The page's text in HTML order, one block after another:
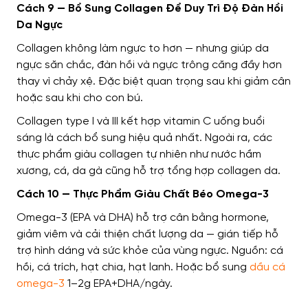
Cách 9 — Bổ Sung Collagen Để Duy Trì Độ Đàn Hồi
Da Ngực
Collagen không làm ngực to hơn — nhưng giúp da
ngực săn chắc, đàn hồi và ngực trông căng đầy hơn
thay vì chảy xệ. Đặc biệt quan trọng sau khi giảm cân
hoặc sau khi cho con bú.
Collagen type I và III kết hợp vitamin C uống buổi
sáng là cách bổ sung hiệu quả nhất. Ngoài ra, các
thực phẩm giàu collagen tự nhiên như nước hầm
xương, cá, da gà cũng hỗ trợ tổng hợp collagen da.
Cách 10 — Thực Phẩm Giàu Chất Béo Omega-3
Omega-3 (EPA và DHA) hỗ trợ cân bằng hormone,
giảm viêm và cải thiện chất lượng da — gián tiếp hỗ
trợ hình dáng và sức khỏe của vùng ngực. Nguồn: cá
hồi, cá trích, hạt chia, hạt lanh. Hoặc bổ sung dầu cá
omega-3 1–2g EPA+DHA/ngày.